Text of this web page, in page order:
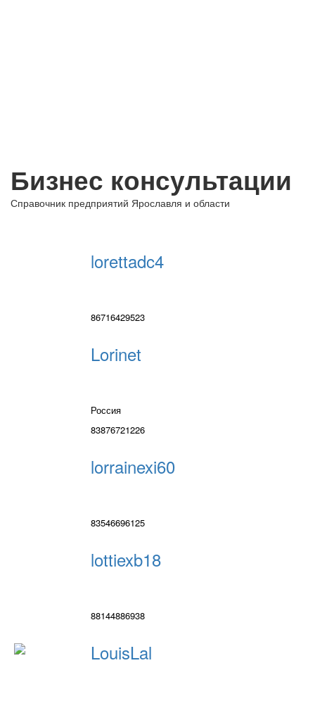
Бизнес консультации
Справочник предприятий Ярославля и области
lorettadc4
86716429523
Lorinet
Россия
83876721226
lorrainexi60
83546696125
lottiexb18
88144886938
LouisLal